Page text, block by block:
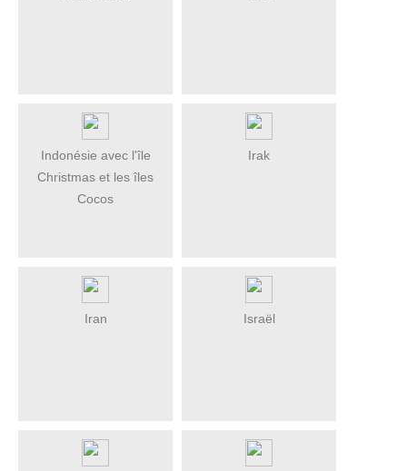
Indonésie avec l'île
Christmas et les îles
Cocos
Irak
Iran Israël